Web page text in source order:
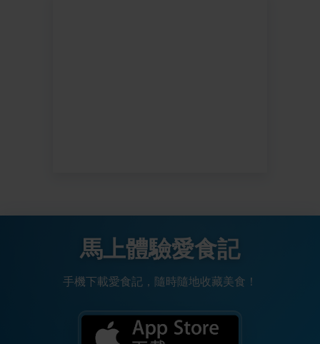
馬上體驗愛食記
手機下載愛食記，隨時隨地收藏美食！